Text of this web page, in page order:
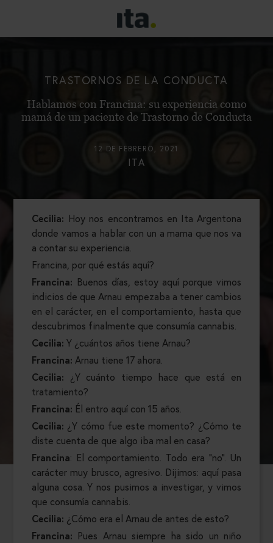
TRASTORNOS DE LA CONDUCTA
Hablamos con Francina: su experiencia como
mamá de un paciente de Trastorno de Conducta
12 DE FEBRERO, 2021
ITA
Cecilia: Hoy nos encontramos en Ita Argentona
donde vamos a hablar con un a mama que nos va
a contar su experiencia.
Francina, por qué estás aquí?
Francina: Buenos días, estoy aquí porque vimos
indicios de que Arnau empezaba a tener cambios
en el carácter, en el comportamiento, hasta que
descubrimos finalmente que consumía cannabis.
Cecilia: Y ¿cuántos años tiene Arnau?
Francina: Arnau tiene 17 ahora.
Cecilia: ¿Y cuánto tiempo hace que está en
tratamiento?
Francina: Él entro aquí con 15 años.
Cecilia: ¿Y cómo fue este momento? ¿Cómo te
diste cuenta de que algo iba mal en casa?
Francina: El comportamiento. Todo era “no”. Un
carácter muy brusco, agresivo. Dijimos: aquí pasa
alguna cosa. Y nos pusimos a investigar, y vimos
que consumía cannabis.
Cecilia: ¿Cómo era el Arnau de antes de esto?
Francina: Pues Arnau siempre ha sido un niño